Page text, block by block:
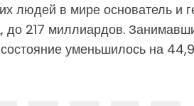
людей в мире основатель
217 миллиардов.
уменьшилось на